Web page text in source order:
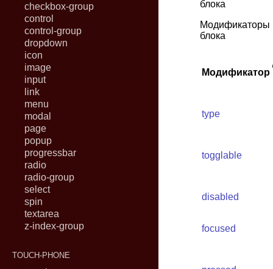
checkbox-group
control
control-group
dropdown
icon
image
input
link
menu
modal
page
popup
progressbar
radio
radio-group
select
spin
textarea
z-index-group
TOUCH-PHONE
блока
Модификаторы
блока
Модификатор
type
togglable
disabled
focused